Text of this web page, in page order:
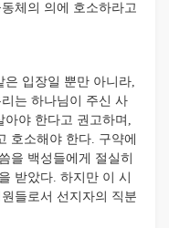
체의 의에 호소하라고
입장일 뿐만 아니라,
는 하나님이 주신 사
아야 한다고 권고하며,
호소해야 한다. 구약에
을 백성들에게 절실히
받았다. 하지만 이 시
들로서 선지자의 직분